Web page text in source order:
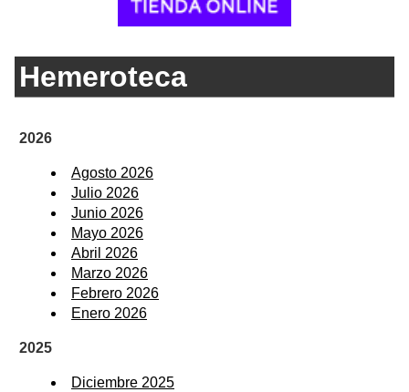
Hemeroteca
2026
Agosto 2026
Julio 2026
Junio 2026
Mayo 2026
Abril 2026
Marzo 2026
Febrero 2026
Enero 2026
2025
Diciembre 2025